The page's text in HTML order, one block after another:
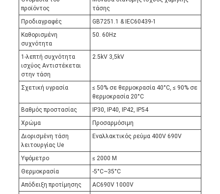
προϊόντος
τάσης
Προδιαγραφές
GB7251.1 & IEC60439-1
Καθορισμένη
συχνότητα
50. 60Hz
1-λεπτή συχνότητα
ισχύος Αντιστέκεται
στην τάση
2.5kV 3,5kV
Σχετική υγρασία
≤ 50% σε θερμοκρασία 40°C, ≤ 90% σε
θερμοκρασία 20°C
Βαθμός προστασίας
IP30, IP40, IP42, IP54
Χρώμα
Προσαρμόσιμη
Διορισμένη τάση
λειτουργίας Ue
Εναλλακτικός ρεύμα 400V 690V
Υψόμετρο
≤ 2000 M
Θερμοκρασία
-5°C~35°C
Απόδειξη προτίμησης
AC690V 1000V